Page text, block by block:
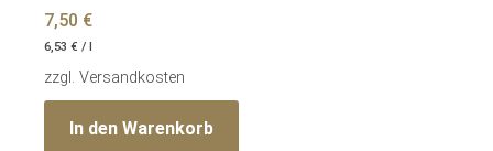
7,50 €
6,53 € / l
zzgl. Versandkosten
In den Warenkorb